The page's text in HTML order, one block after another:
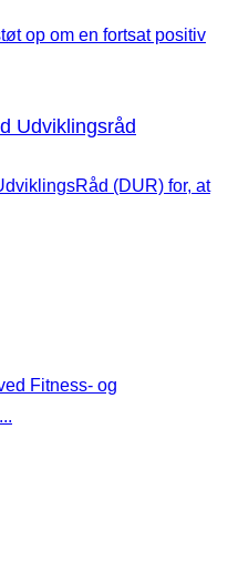
Udviklingsråd
(DUR) for, at
Fitness- og